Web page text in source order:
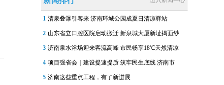
1 清泉叠瀑引客来 济南环城公园成夏日清凉驿站
2 山东省立口腔医院启动搬迁 新泉城大厦新址揭面纱
3 济南泉水浴场迎来客流高峰 市民畅享18℃天然清凉
4 项目强省会｜建设提速提质 筑牢民生底线 济南市
5 济南这些重点工程，有了新进展